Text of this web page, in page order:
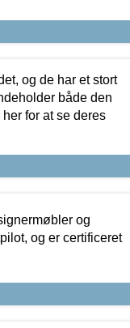
og de har et stort
både den
for at se deres
og
og er certificeret